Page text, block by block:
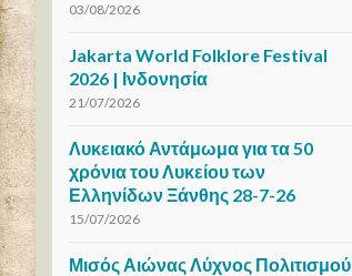
03/08/2026
Jakarta World Folklore Festival
2026 | Ινδονησία
21/07/2026
Λυκειακό Αντάμωμα για τα 50
χρόνια του Λυκείου των
Ελληνίδων Ξάνθης 28-7-26
15/07/2026
Μισός Αιώνας Λύχνος Πολιτισμού